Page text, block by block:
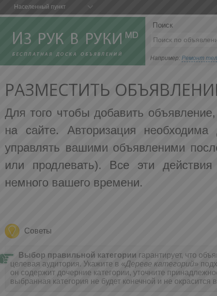
Поиск
Например: Ремонт
РАЗМЕСТИТЬ
Для того чтобы добавить
на сайте. Авторизация
управлять вашими объявленими
или продлевать). Все эти
немного вашего времени.
Советы
Выбор правильной категории гарантирует, что
целевая аудитория. Укажите в «Дереве категорий»
он содержит дочерние категории, уточните
выбранная категория не будет конечной и не окрасится
Населенный пункт